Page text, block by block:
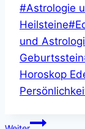
Schlagworte:
#Astrologie
Heilsteine#
und
Geburtsstein
Horoskop